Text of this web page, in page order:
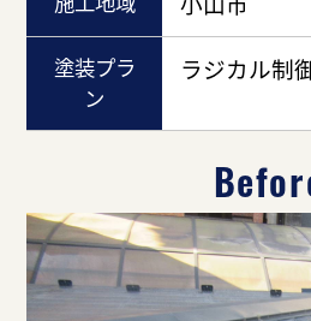
塗装プラ
ン
ラジカル制